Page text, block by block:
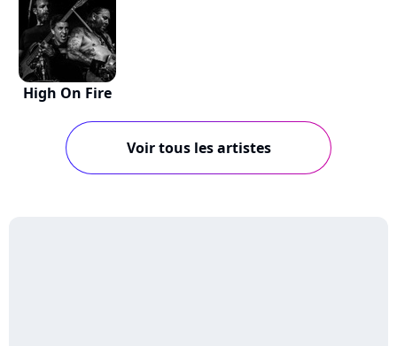
High On Fire
Voir tous les artistes